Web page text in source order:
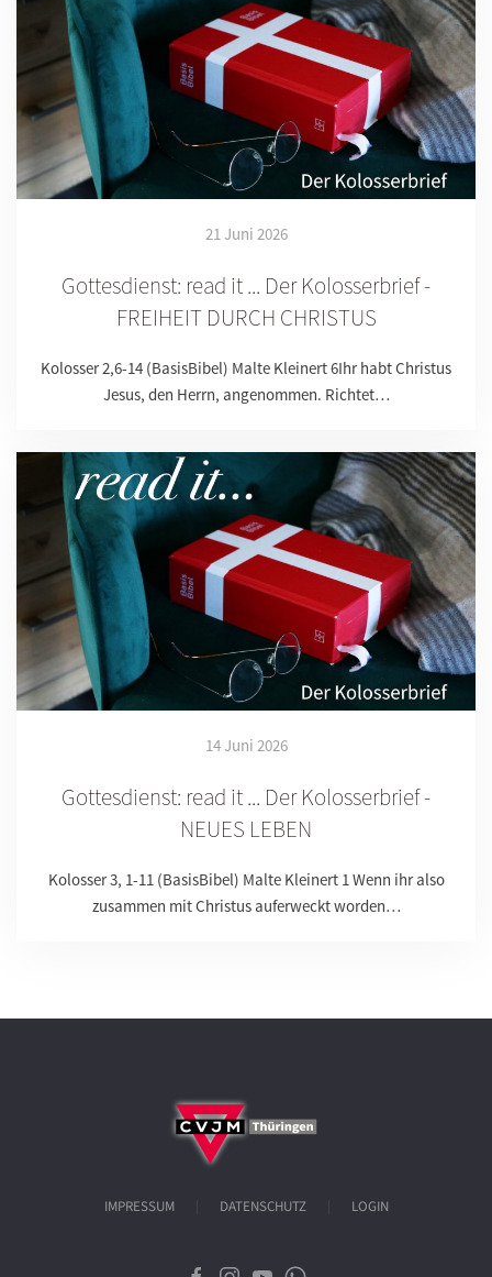
21 Juni 2026
Gottesdienst: read it ... Der Kolosserbrief -
FREIHEIT DURCH CHRISTUS
Kolosser 2,6-14 (BasisBibel) Malte Kleinert 6Ihr habt Christus
Jesus, den Herrn, angenommen. Richtet…
14 Juni 2026
Gottesdienst: read it ... Der Kolosserbrief -
NEUES LEBEN
Kolosser 3, 1-11 (BasisBibel) Malte Kleinert 1 Wenn ihr also
zusammen mit Christus auferweckt worden…
IMPRESSUM DATENSCHUTZ LOGIN